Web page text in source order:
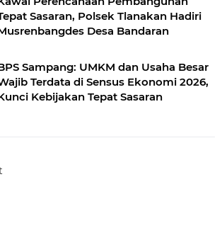
Sasaran, Polsek Tlanakan Hadiri
Desa Bandaran
Sampang: UMKM dan Usaha Besar
Terdata di Sensus Ekonomi 2026,
Kebijakan Tepat Sasaran